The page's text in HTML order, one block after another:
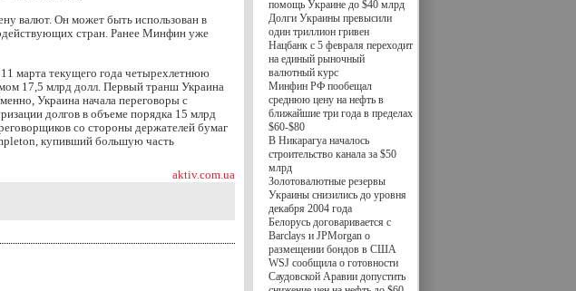
валют. Он может быть использован в
стран. Ранее Минфин уже
марта текущего года четырехлетнюю
17,5 млрд долл. Первый транш Украина
Украина начала переговоры с
долгов в объеме порядка 15 млрд
со стороны держателей бумаг
купивший большую часть
aktiv.com.ua
помощь Украине до $40 млрд
Долги Украины превысили
один триллион гривен
Нацбанк с 5 февраля переходит
на единый рыночный
валютный курс
Минфин РФ пообещал
среднюю цену на нефть в
ближайшие три года в пределах
$60-$80
В Никарагуа началось
строительство канала за $50
млрд
Золотовалютные резервы
Украины снизились до уровня
декабря 2004 года
Белорусь договаривается с
Barclays и JPMorgan о
размещении бондов в США
WSJ сообщила о готовности
Саудовской Аравии допустить